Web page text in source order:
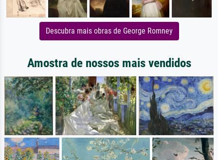
Descubra mais obras de George Romney
Amostra de nossos mais vendidos